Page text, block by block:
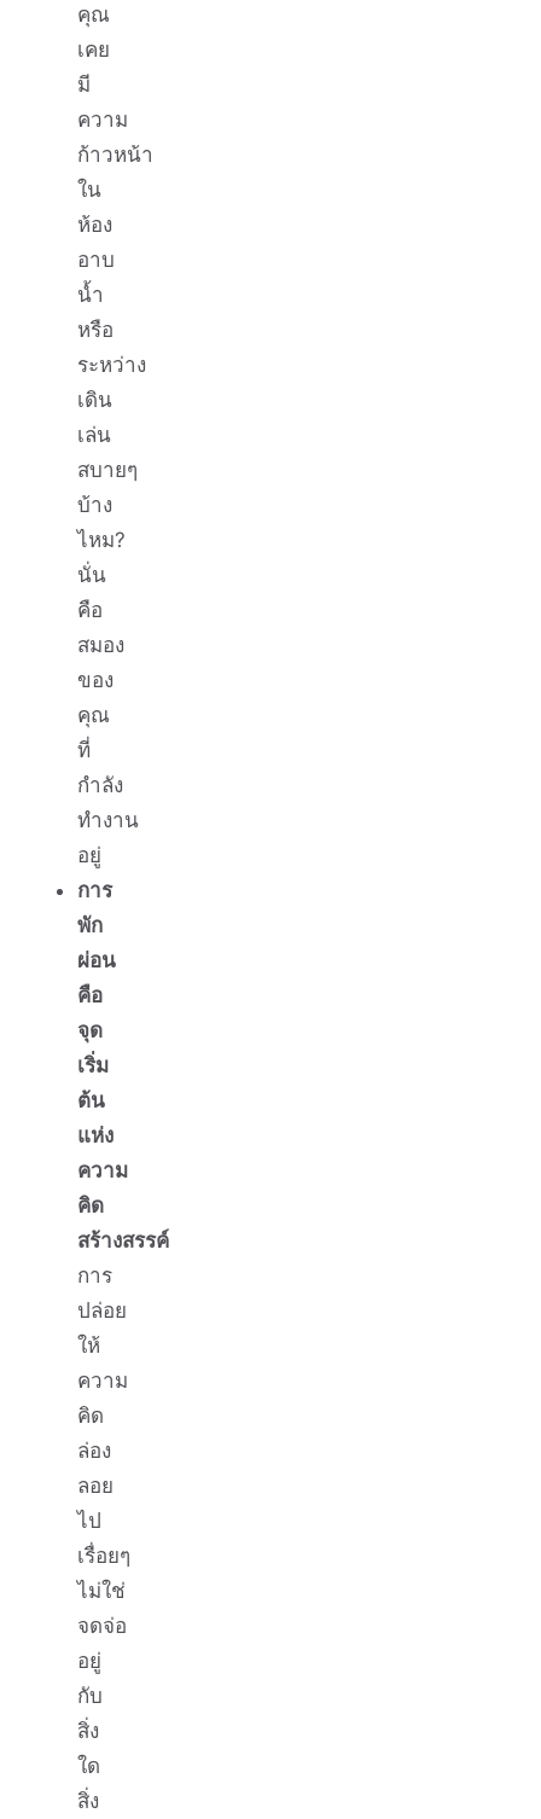
คุณ
เคย
มี
ความ
ก้าวหน้า
ใน
ห้อง
อาบ
น้ำ
หรือ
ระหว่าง
เดิน
เล่น
สบายๆ
บ้าง
ไหม?
นั่น
คือ
สมอง
ของ
คุณ
ที่
กำลัง
ทำงาน
อยู่
การ
พัก
ผ่อน
คือ
จุด
เริ่ม
ต้น
แห่ง
ความ
คิด
สร้างสรรค์
การ
ปล่อย
ให้
ความ
คิด
ล่อง
ลอย
ไป
เรื่อยๆ
ไม่ใช่
จดจ่อ
อยู่
กับ
สิ่ง
ใด
สิ่ง